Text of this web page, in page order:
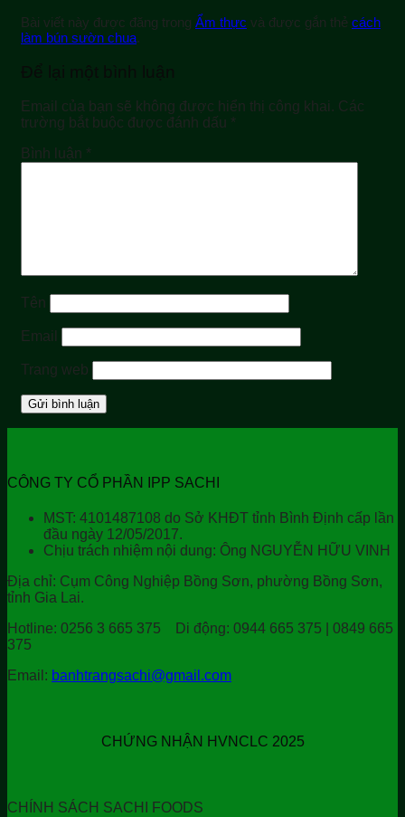
Bài viết này được đăng trong Ẩm thực và được gắn thẻ cách
làm bún sườn chua.
Để lại một bình luận
Email của bạn sẽ không được hiển thị công khai. Các
trường bắt buộc được đánh dấu *
Bình luận *
Tên
Email
Trang web
CÔNG TY CỔ PHẦN IPP SACHI
MST: 4101487108 do Sở KHĐT tỉnh Bình Định cấp lần
đầu ngày 12/05/2017.
Chịu trách nhiệm nội dung: Ông NGUYỄN HỮU VINH
Địa chỉ: Cụm Công Nghiệp Bồng Sơn, phường Bồng Sơn,
tỉnh Gia Lai.
Hotline: 0256 3 665 375 Di động: 0944 665 375 | 0849 665
375
Email: banhtrangsachi@gmail.com
CHỨNG NHẬN HVNCLC 2025
CHÍNH SÁCH SACHI FOODS